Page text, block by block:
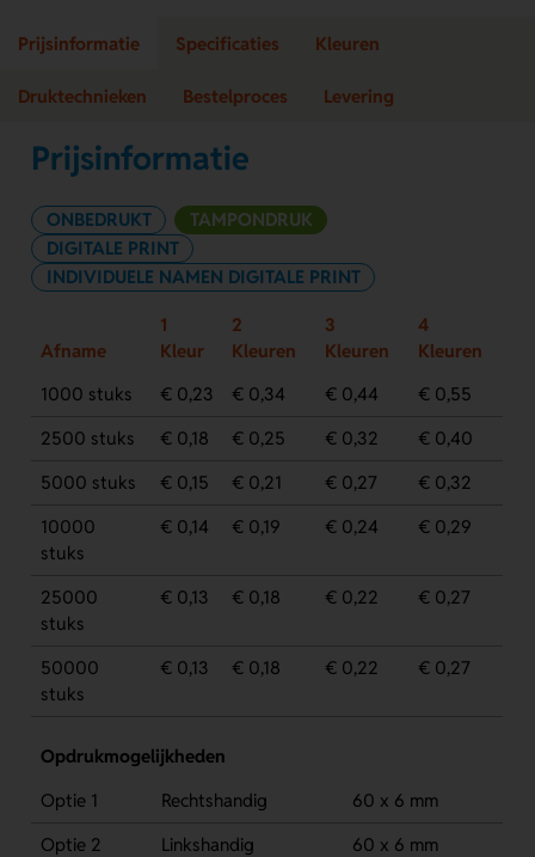
Prijsinformatie Specificaties Kleuren
Druktechnieken Bestelproces Levering
Prijsinformatie
ONBEDRUKT
TAMPONDRUK
DIGITALE PRINT
INDIVIDUELE NAMEN DIGITALE PRINT
Afname
1
Kleur
2
Kleuren
3
Kleuren
4
Kleuren
1000 stuks
€ 0,23 € 0,34 € 0,44
€ 0,55
2500 stuks
€ 0,18 € 0,25 € 0,32
€ 0,40
5000 stuks
€ 0,15 € 0,21 € 0,27
€ 0,32
10000
stuks
€ 0,14 € 0,19 € 0,24 € 0,29
25000
stuks
€ 0,13 € 0,18 € 0,22 € 0,27
50000
stuks
€ 0,13 € 0,18 € 0,22 € 0,27
Opdrukmogelijkheden
Optie 1
Rechtshandig
60 x 6 mm
Optie 2
Linkshandig
60 x 6 mm